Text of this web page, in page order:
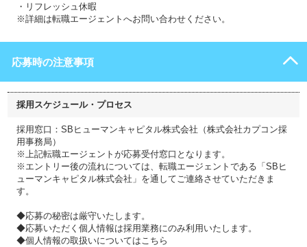
・リフレッシュ休暇
※詳細は転職エージェントへお問い合わせください。
応募時の注意事項
採用スケジュール・プロセス
採用窓口：SBヒューマンキャピタル株式会社（株式会社カプコン採
用事務局）
※上記転職エージェントが応募受付窓口となります。
※エントリー後の流れについては、転職エージェントである「SBヒ
ューマンキャピタル株式会社」を通してご連絡させていただきま
す。
◆応募の秘密は厳守いたします。
◆応募いただく個人情報は採用業務にのみ利用いたします。
◆個人情報の取扱いについてはこちら